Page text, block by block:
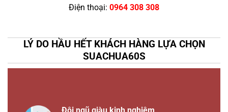
Điện thoại: 0964 308 308
LÝ DO HẦU HẾT KHÁCH HÀNG LỰA CHỌN
SUACHUA60S